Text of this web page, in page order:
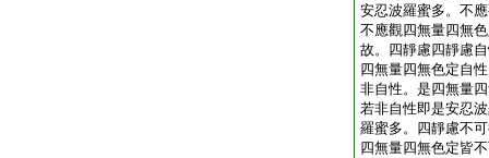
安忍波羅蜜多。不
不應觀四無量四無
故。四靜慮四靜慮
四無量四無色定自
非自性。是四無量
若非自性即是安忍
羅蜜多。四靜慮不
四無量四無色定皆